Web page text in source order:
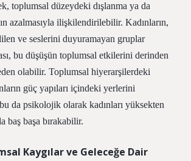
toplumsal düzeydeki dışlanma ya da
azalmasıyla ilişkilendirilebilir. Kadınların,
ve seslerini duyuramayan gruplar
bu düşüşün toplumsal etkilerini derinden
olabilir. Toplumsal hiyerarşilerdeki
güç yapıları içindeki yerlerini
da psikolojik olarak kadınları yüksekten
baş başa bırakabilir.
Kaygılar ve Geleceğe Dair